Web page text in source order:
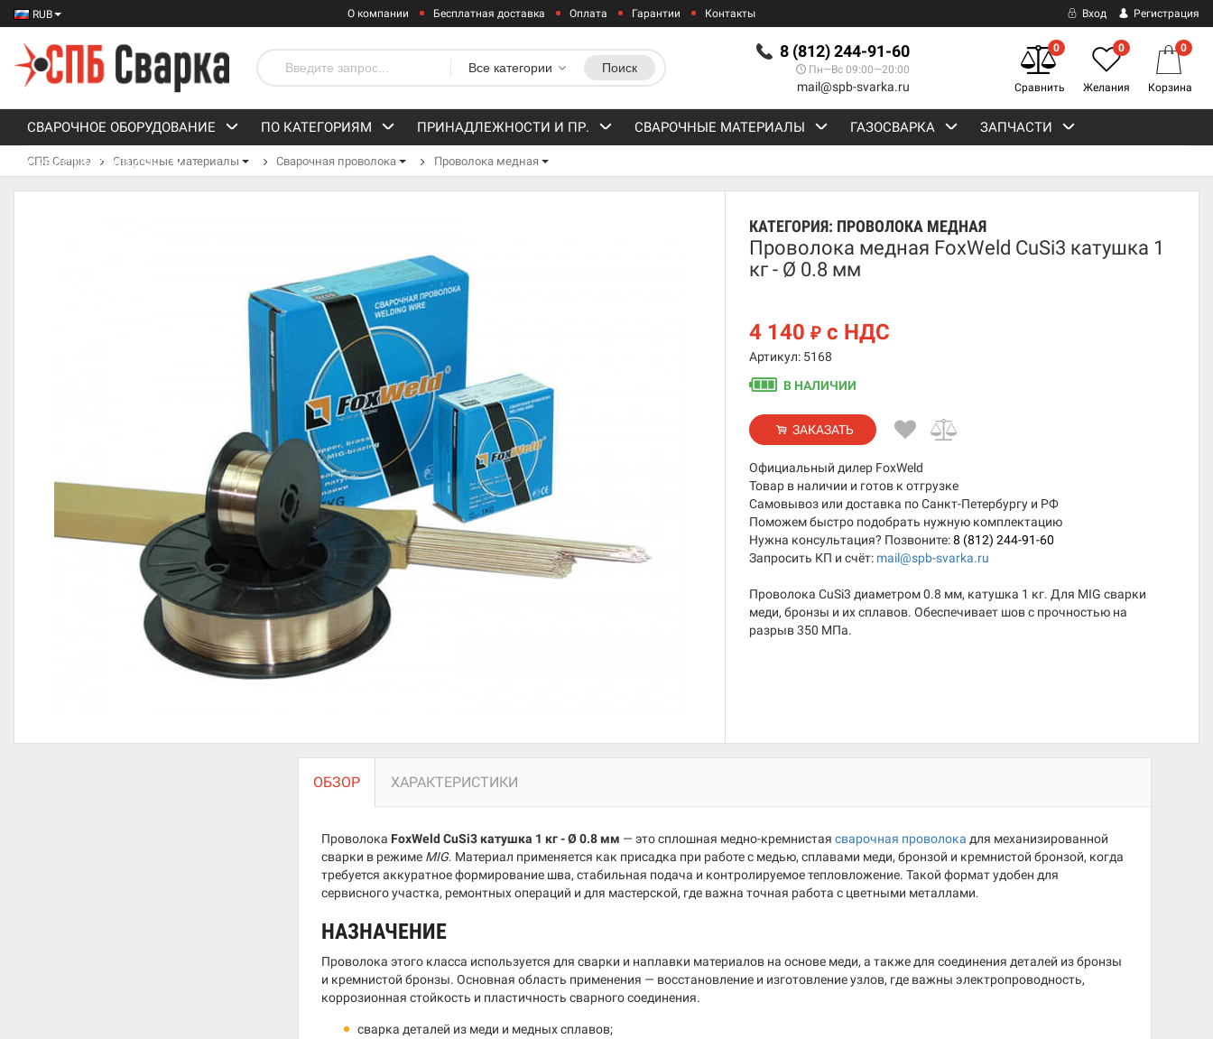
RUB О компании Бесплатная доставка Оплата Гарантии Контакты Вход Регистрация
8 (812) 244-91-60
Пн—Вс 09:00—20:00
mail@spb-svarka.ru
Все категории Поиск
0
Сравнить
0
Желания
0
Корзина
СВАРОЧНОЕ ОБОРУДОВАНИЕ ПО КАТЕГОРИЯМ ПРИНАДЛЕЖНОСТИ И ПР. СВАРОЧНЫЕ МАТЕРИАЛЫ ГАЗОСВАРКА ЗАПЧАСТИ
СРЕДСТВА ЗАЩИТЫ
СПБ Сварка Сварочные материалы Сварочная проволока Проволока медная
КАТЕГОРИЯ: ПРОВОЛОКА МЕДНАЯ
Проволока медная FoxWeld CuSi3 катушка 1
кг - Ø 0.8 мм
4 140₽ с НДС
Артикул: 5168
В НАЛИЧИИ
ЗАКАЗАТЬ
Официальный дилер FoxWeld
Товар в наличии и готов к отгрузке
Самовывоз или доставка по Санкт-Петербургу и РФ
Поможем быстро подобрать нужную комплектацию
Нужна консультация? Позвоните:8 (812) 244-91-60
Запросить КП и счёт: mail@spb-svarka.ru
Проволока CuSi3 диаметром 0.8 мм, катушка 1 кг. Для MIG сварки
меди, бронзы и их сплавов. Обеспечивает шов с прочностью на
разрыв 350 МПа.
ОБЗОР ХАРАКТЕРИСТИКИ
Проволока FoxWeld CuSi3 катушка 1 кг - Ø 0.8 мм — это сплошная медно-кремнистая сварочная проволока для механизированной
сварки в режиме MIG. Материал применяется как присадка при работе с медью, сплавами меди, бронзой и кремнистой бронзой, когда
требуется аккуратное формирование шва, стабильная подача и контролируемое тепловложение. Такой формат удобен для
сервисного участка, ремонтных операций и для мастерской, где важна точная работа с цветными металлами.
НАЗНАЧЕНИЕ
Проволока этого класса используется для сварки и наплавки материалов на основе меди, а также для соединения деталей из бронзы
и кремнистой бронзы. Основная область применения — восстановление и изготовление узлов, где важны электропроводность,
коррозионная стойкость и пластичность сварного соединения.
сварка деталей из меди и медных сплавов;